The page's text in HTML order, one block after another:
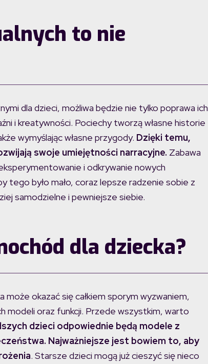
to nie
dla dzieci, możliwa będzie nie tylko poprawa ich
i kreatywności. Pociechy tworzą własne historie
wymyślając własne przygody. Dzięki temu,
swoje umiejętności narracyjne. Zabawa
i odkrywanie nowych
tego było mało, coraz lepsze radzenie sobie z
samodzielne i pewniejsze siebie.
dla dziecka?
okazać się całkiem sporym wyzwaniem,
modeli oraz funkcji. Przede wszystkim, warto
dzieci odpowiednie będą modele z
Najważniejsze jest bowiem to, aby
. Starsze dzieci mogą już cieszyć się nieco